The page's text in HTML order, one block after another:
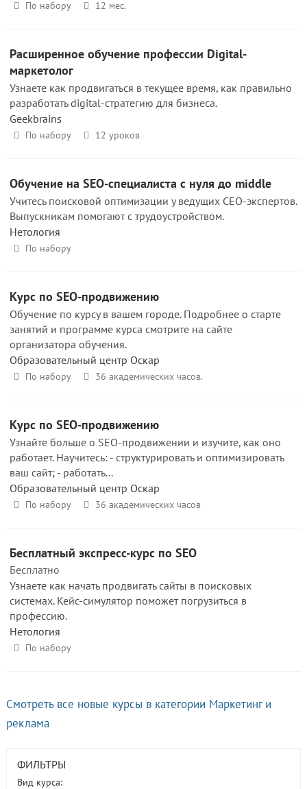
По набору 12 мес.
Расширенное обучение профессии Digital-
маркетолог
Узнаете как продвигаться в текущее время, как правильно
разработать digital-стратегию для бизнеса.
Geekbrains
По набору 12 уроков
Обучение на SEO-специалиста с нуля до middle
Учитесь поисковой оптимизации у ведущих СЕО-экспертов.
Выпускникам помогают с трудоустройством.
Нетология
По набору
Курс по SEO-продвижению
Обучение по курсу в вашем городе. Подробнее о старте
занятий и программе курса смотрите на сайте
организатора обучения.
Образовательный центр Оскар
По набору 36 академических часов.
Курс по SEO-продвижению
Узнайте больше о SEO-продвижении и изучите, как оно
работает. Научитесь: - структурировать и оптимизировать
ваш сайт; - работать...
Образовательный центр Оскар
По набору 36 академических часов
Бесплатный экспресс-курс по SEO
Бесплатно
Узнаете как начать продвигать сайты в поисковых
системах. Кейс-симулятор поможет погрузиться в
профессию.
Нетология
По набору
Смотреть все новые курсы в категории Маркетинг и
реклама
ФИЛЬТРЫ
Вид курса: